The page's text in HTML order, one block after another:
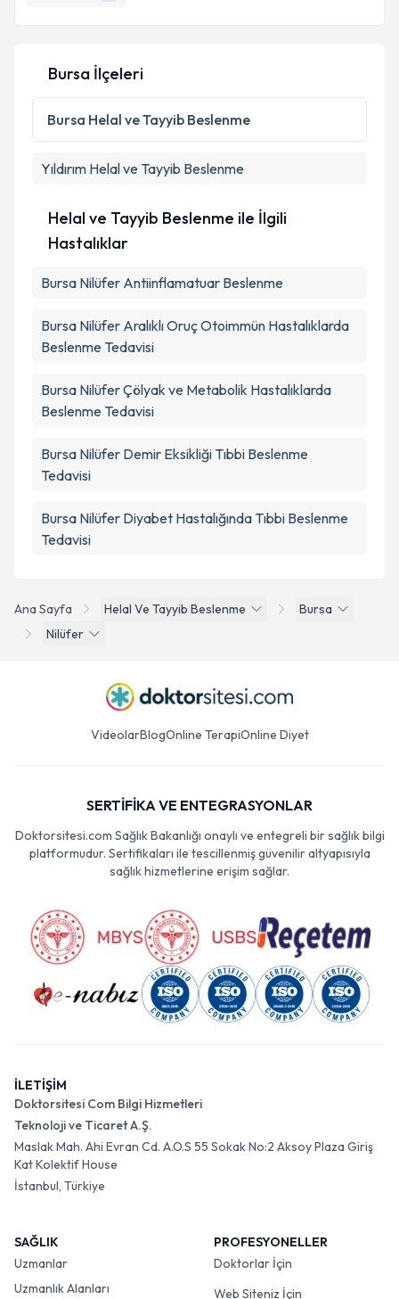
E-posta Adresiniz
Kişisel verilerimin işlenmesine ilişkinAydınlatma
Metni
'ni okudum ve kişisel verilerimin belirtilen
kapsamda işlenmesini kabul ediyorum.
Ana Sayfa Helal Ve Tayyib Beslenme
Bursa
Nilüfer
Bursa İlçeleri
Bursa Helal ve Tayyib Beslenme
Yıldırım Helal ve Tayyib Beslenme
Helal ve Tayyib Beslenme ile İlgili
Hastalıklar
Bursa Nilüfer Antiinflamatuar Beslenme
Bursa Nilüfer Aralıklı Oruç Otoimmün Hastalıklarda
Beslenme Tedavisi
Bursa Nilüfer Çölyak ve Metabolik Hastalıklarda
Beslenme Tedavisi
Bursa Nilüfer Demir Eksikliği Tıbbi Beslenme
Tedavisi
Bursa Nilüfer Diyabet Hastalığında Tıbbi Beslenme
Tedavisi
VideolarBlogOnline TerapiOnline Diyet
SERTİFİKA VE ENTEGRASYONLAR
Doktorsitesi.com Sağlık Bakanlığı onaylı ve entegreli bir sağlık bilgi
platformudur. Sertifikaları ile tescillenmiş güvenilir altyapısıyla
sağlık hizmetlerine erişim sağlar.
İLETİŞİM
Doktorsitesi Com Bilgi Hizmetleri
Teknoloji ve Ticaret A.Ş.
Maslak Mah. Ahi Evran Cd. A.O.S 55 Sokak No:2 Aksoy Plaza Giriş
Kat Kolektif House
İstanbul, Türkiye
SAĞLIK
Uzmanlar
Uzmanlık Alanları
PROFESYONELLER
Doktorlar İçin
Web Siteniz İçin